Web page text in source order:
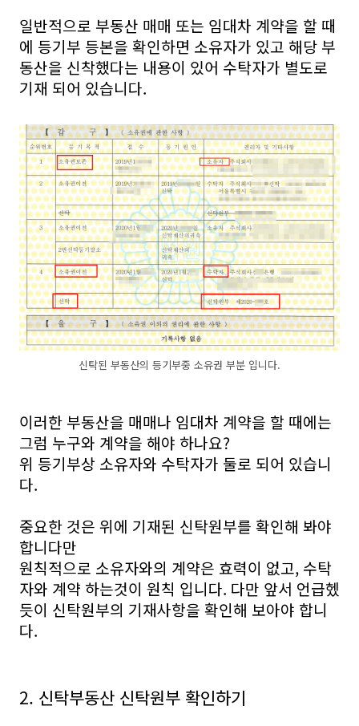
일반적으로 부동산 매매 또는 임대차 계약을 할 때
에 등기부 등본을 확인하면 소유자가 있고 해당 부
동산을 신착했다는 내용이 있어 수탁자가 별도로
기재 되어 있습니다.
신탁된 부동산의 등기부중 소유권 부분 입니다.
이러한 부동산을 매매나 임대차 계약을 할 때에는
그럼 누구와 계약을 해야 하나요?
위 등기부상 소유자와 수탁자가 둘로 되어 있습니
다.
중요한 것은 위에 기재된 신탁원부를 확인해 봐야
합니다만
원칙적으로 소유자와의 계약은 효력이 없고, 수탁
자와 계약 하는것이 원칙 입니다. 다만 앞서 언급헸
듯이 신탁원부의 기재사항을 확인해 보아야 합니
다.
2. 신탁부동산 신탁원부 확인하기